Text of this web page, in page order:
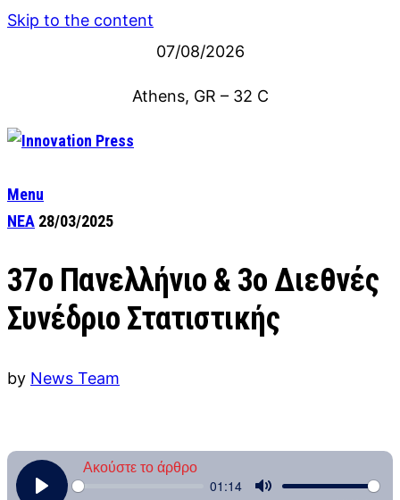
Skip to the content
07/08/2026
Athens, GR – 32 C
Menu
ΝΕΑ 28/03/2025
37ο Πανελλήνιο & 3ο Διεθνές
Συνέδριο Στατιστικής
by News Team